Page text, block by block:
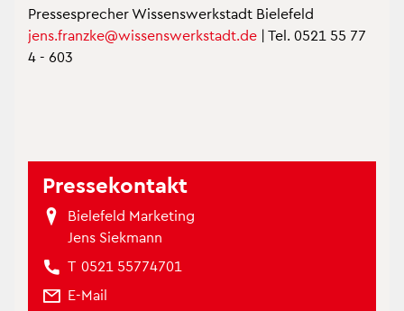
Pres­se­spre­cher Wis­sens­werk­stadt Bie­le­feld
jens.​franzke@​wis​sens​werk​stad​t.​de | Tel. 0521 55 77
4 - 603
Pres­se­kon­takt
Bie­le­feld Mar­ke­ting
Jens Siek­mann
T 0521 55774701
E-Mail